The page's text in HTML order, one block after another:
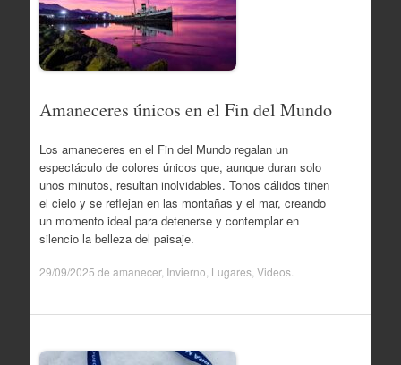
Amaneceres únicos en el Fin del Mundo
Los amaneceres en el Fin del Mundo regalan un
espectáculo de colores únicos que, aunque duran solo
unos minutos, resultan inolvidables. Tonos cálidos tiñen
el cielo y se reflejan en las montañas y el mar, creando
un momento ideal para detenerse y contemplar en
silencio la belleza del paisaje.
29/09/2025 de amanecer, Invierno Lugares, Videos.